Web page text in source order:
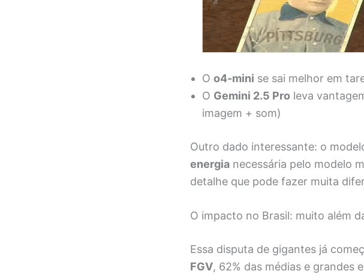
O o4-mini se sai melhor em
O Gemini 2.5 Pro leva
imagem + som)
Outro dado interessante: o
energia necessária pelo modelo
detalhe que pode fazer muita
O impacto no Brasil: muito além
Essa disputa de gigantes já
FGV, 62% das médias e grandes